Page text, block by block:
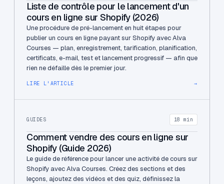
Liste de contrôle pour le lancement d'un
cours en ligne sur Shopify (2026)
Une procédure de pré-lancement en huit étapes pour
publier un cours en ligne payant sur Shopify avec Alva
Courses — plan, enregistrement, tarification, planification,
certificats, e-mail, test et lancement progressif — afin que
rien ne défaille dès le premier jour.
LIRE L'ARTICLE →
GUIDES 18 min
Comment vendre des cours en ligne sur
Shopify (Guide 2026)
Le guide de référence pour lancer une activité de cours sur
Shopify avec Alva Courses. Créez des sections et des
leçons, ajoutez des vidéos et des quiz, définissez la